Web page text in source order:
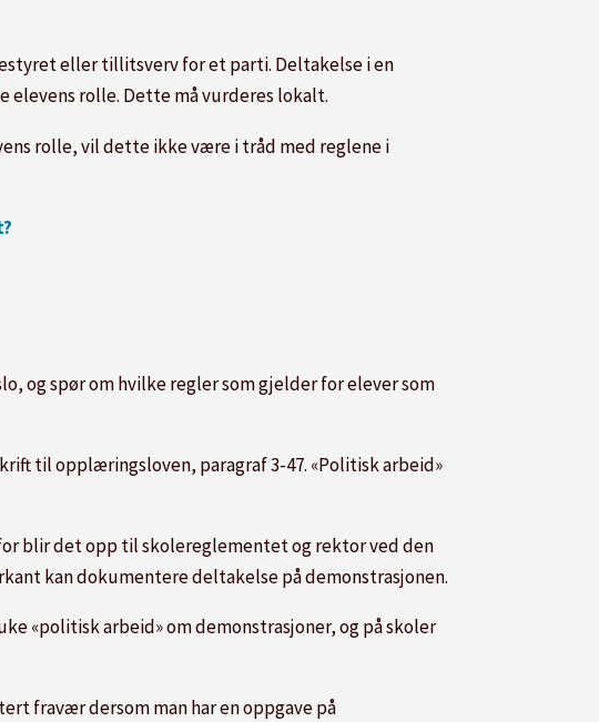
eller tillitsverv for et parti. Deltakelse i en
rolle. Dette må vurderes lokalt.
rolle, vil dette ikke være i tråd med reglene i
og spør om hvilke regler som gjelder for elever som
til opplæringsloven, paragraf 3-47. «Politisk arbeid»
blir det opp til skolereglementet og rektor ved den
kan dokumentere deltakelse på demonstrasjonen.
«politisk arbeid» om demonstrasjoner, og på skoler
fravær dersom man har en oppgave på